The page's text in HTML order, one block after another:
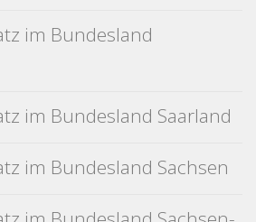
im Bundesland
im Bundesland Saarland
im Bundesland Sachsen